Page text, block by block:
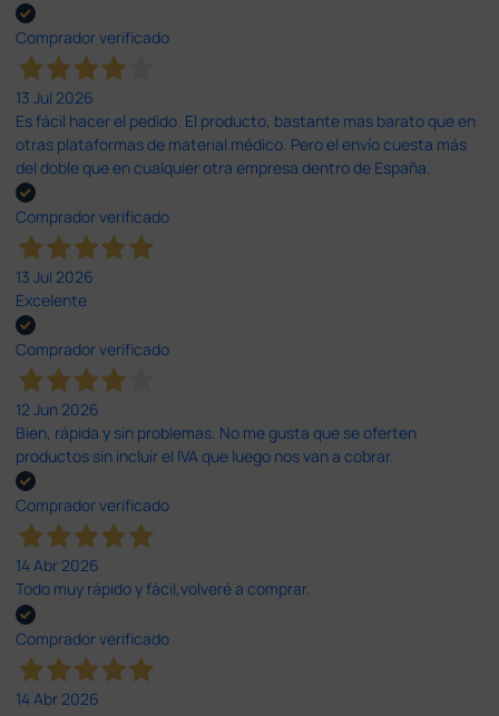
Comprador verificado
13 Jul 2026
Es fácil hacer el pedido. El producto, bastante mas barato que en
otras plataformas de material médico. Pero el envío cuesta más
del doble que en cualquier otra empresa dentro de España.
Comprador verificado
13 Jul 2026
Excelente
Comprador verificado
12 Jun 2026
Bien, rápida y sin problemas. No me gusta que se oferten
productos sin incluir el IVA que luego nos van a cobrar.
Comprador verificado
14 Abr 2026
Todo muy rápido y fácil,volveré a comprar.
Comprador verificado
14 Abr 2026